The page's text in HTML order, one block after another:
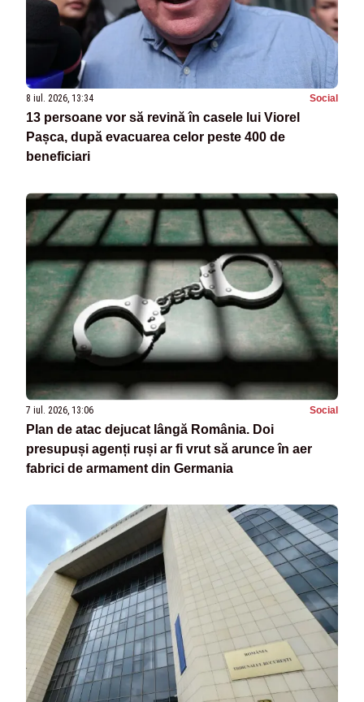
8 iul. 2026, 13:34 Social
13 persoane vor să revină în casele lui Viorel
Pașca, după evacuarea celor peste 400 de
beneficiari
7 iul. 2026, 13:06 Social
Plan de atac dejucat lângă România. Doi
presupuși agenți ruși ar fi vrut să arunce în aer
fabrici de armament din Germania